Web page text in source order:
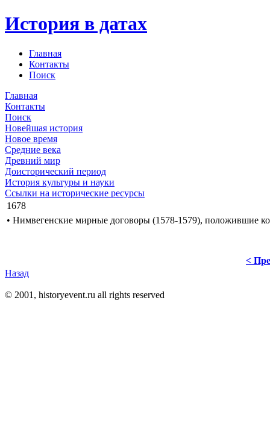
История в датах
Главная
Контакты
Поиск
Главная
Контакты
Поиск
Новейшая история
Новое время
Средние века
Древний мир
Доисторический период
История культуры и науки
Ссылки на исторические ресурсы
1678
• Нимвегенские мирные договоры (1578-1579), положившие
<
Назад
© 2001, historyevent.ru all rights reserved